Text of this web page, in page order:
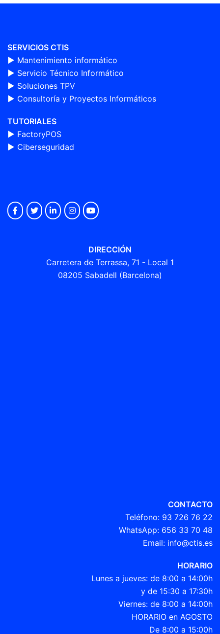
SERVICIOS CTIS
► Mantenimiento informático
► Servicio Técnico Informático
► Soluciones TPV
► Consultoría y Proyectos Informáticos
TUTORIALES
► FactoryPOS
► Ciberseguridad
DIRECCIÓN
Carretera de Terrassa, 71 - Local 1
08205 Sabadell (Barcelona)
CONTACTO
Teléfono: 93 726 76 22
WhatsApp: 656 33 70 48
Email: info@ctis.es
HORARIO
Lunes a jueves: de 8:00 a 14:00h
y de 15:30 a 17:30h
Viernes: de 8:00 a 14:00h
HORARIO en AGOSTO
De 8:00 a 15:00h